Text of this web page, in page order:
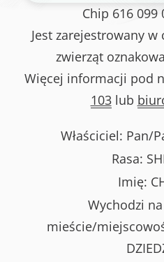
Chip 616 099
Jest zarejestrowany
zwierząt
Więcej informacji pod
103lub
Właściciel: Pan/
Rasa:
Imię:
Wychodzi
mieście/